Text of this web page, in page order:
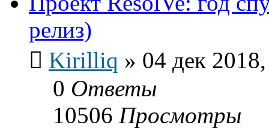
релиз)
Kirilliq » 04 дек
0 Ответы
10506 Просмотры